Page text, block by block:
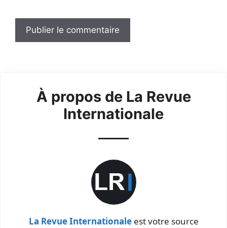
À propos de La Revue
Internationale
La Revue Internationaleest votre source